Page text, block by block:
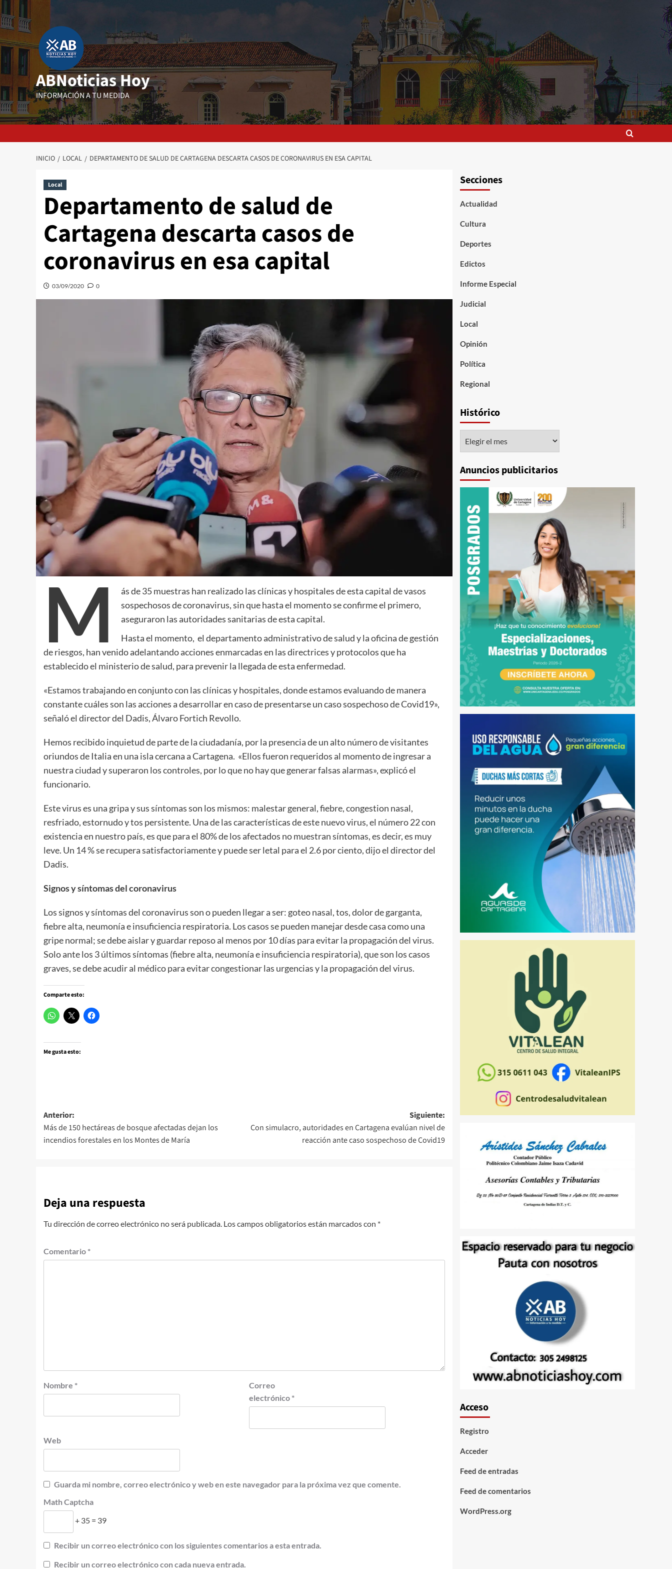
al
contenido
ABNoticias Hoy
INFORMACIÓN A TU MEDIDA
INICIO LOCAL DEPARTAMENTO DE SALUD DE CARTAGENA DESCARTA CASOS DE CORONAVIRUS EN ESA CAPITAL
Local
Departamento de salud de
Cartagena descarta casos de
coronavirus en esa capital
03/09/2020 0
M
ás de 35 muestras han realizado las clínicas y hospitales de esta capital de vasos
sospechosos de coronavirus, sin que hasta el momento se confirme el primero,
aseguraron las autoridades sanitarias de esta capital.
Hasta el momento, el departamento administrativo de salud y la oficina de gestión
de riesgos, han venido adelantando acciones enmarcadas en las directrices y protocolos que ha
establecido el ministerio de salud, para prevenir la llegada de esta enfermedad.
«Estamos trabajando en conjunto con las clínicas y hospitales, donde estamos evaluando de manera
constante cuáles son las acciones a desarrollar en caso de presentarse un caso sospechoso de Covid19»,
señaló el director del Dadis, Álvaro Fortich Revollo.
Hemos recibido inquietud de parte de la ciudadanía, por la presencia de un alto número de visitantes
oriundos de Italia en una isla cercana a Cartagena. «Ellos fueron requeridos al momento de ingresar a
nuestra ciudad y superaron los controles, por lo que no hay que generar falsas alarmas», explicó el
funcionario.
Este virus es una gripa y sus síntomas son los mismos: malestar general, fiebre, congestion nasal,
resfriado, estornudo y tos persistente. Una de las características de este nuevo virus, el número 22 con
existencia en nuestro país, es que para el 80% de los afectados no muestran síntomas, es decir, es muy
leve. Un 14 % se recupera satisfactoriamente y puede ser letal para el 2.6 por ciento, dijo el director del
Dadis.
Signos y síntomas del coronavirus
Los signos y síntomas del coronavirus son o pueden llegar a ser: goteo nasal, tos, dolor de garganta,
fiebre alta, neumonía e insuficiencia respiratoria. Los casos se pueden manejar desde casa como una
gripe normal; se debe aislar y guardar reposo al menos por 10 días para evitar la propagación del virus.
Solo ante los 3 últimos síntomas (fiebre alta, neumonía e insuficiencia respiratoria), que son los casos
graves, se debe acudir al médico para evitar congestionar las urgencias y la propagación del virus.
Comparte esto:
Me gusta esto:
Navegación
de
entradas
Anterior:
Más de 150 hectáreas de bosque afectadas dejan los
incendios forestales en los Montes de María
Siguiente:
Con simulacro, autoridades en Cartagena evalúan nivel de
reacción ante caso sospechoso de Covid19
Deja una respuesta
Tu dirección de correo electrónico no será publicada. Los campos obligatorios están marcados con *
Comentario *
Nombre *
Correo
electrónico *
Web
Guarda mi nombre, correo electrónico y web en este navegador para la próxima vez que comente.
Math Captcha
+ 35 = 39
Recibir un correo electrónico con los siguientes comentarios a esta entrada.
Recibir un correo electrónico con cada nueva entrada.
Secciones
Actualidad
Cultura
Deportes
Edictos
Informe Especial
Judicial
Local
Opinión
Política
Regional
Histórico
Anuncios publicitarios
Acceso
Registro
Acceder
Feed de entradas
Feed de comentarios
WordPress.org